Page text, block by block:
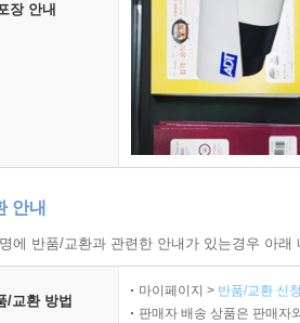
장 안내
안내
에 반품/교환과 관련한 안내가 있는경우 아
/교환 방법
마이페이지 > 반품/교환 신
판매자 배송 상품은 판매자